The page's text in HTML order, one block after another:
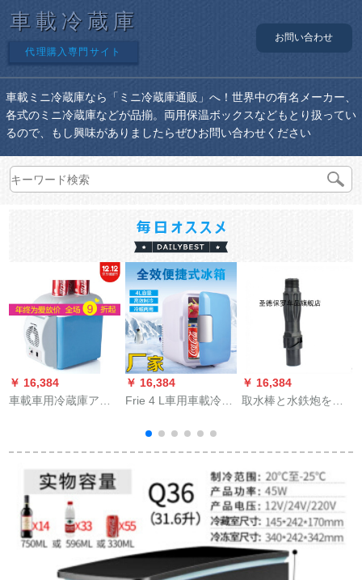
車載冷蔵庫
代理購入専門サイト
お問い合わせ
車載ミニ冷蔵庫なら「ミニ冷蔵庫通販」へ！世界中の有名メーカー、
各式のミニ冷蔵庫などが品揃。両用保温ボックスなどもとり扱ってい
るので、もし興味がありましたらぜひお問い合わせください
￥ 16,384
車載車用冷蔵庫アイ
動車冷蔵庫両用12小
型ハウス冷凍蔵保温
電気12 V【車用】7.5
L【青白い】
￥ 16,384
Frie 4 L車用車載冷蔵
用冷蔵庫12 V自動車
用冷蔵箱学生ピンク4
L車家兼用白4 L車用
￥ 16,384
取水棒と水鉄炮を地